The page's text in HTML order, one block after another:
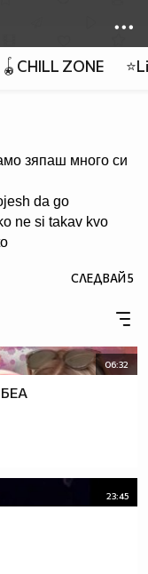
🪀CHILL ZONE
зяпаш много си
da go
ne si takav kvo
СЛЕДВАЙ5
06:32
23:45